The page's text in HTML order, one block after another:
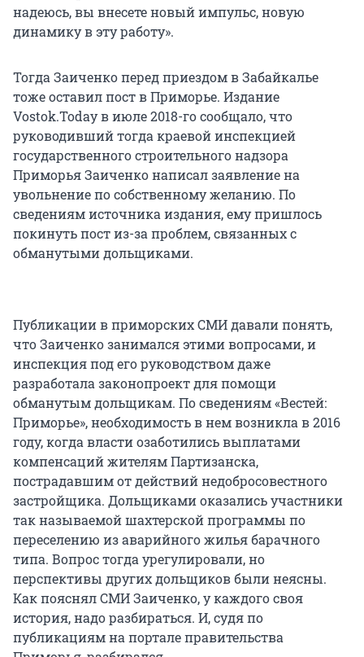
надеюсь, вы внесете новый импульс, новую
динамику в эту работу».
Тогда Заиченко перед приездом в Забайкалье
тоже оставил пост в Приморье. Издание
Vostok.Today в июле 2018-го сообщало, что
руководивший тогда краевой инспекцией
государственного строительного надзора
Приморья Заиченко написал заявление на
увольнение по собственному желанию. По
сведениям источника издания, ему пришлось
покинуть пост из-за проблем, связанных с
обманутыми дольщиками.
Публикации в приморских СМИ давали понять,
что Заиченко занимался этими вопросами, и
инспекция под его руководством даже
разработала законопроект для помощи
обманутым дольщикам. По сведениям «Вестей:
Приморье», необходимость в нем возникла в 2016
году, когда власти озаботились выплатами
компенсаций жителям Партизанска,
пострадавшим от действий недобросовестного
застройщика. Дольщиками оказались участники
так называемой шахтерской программы по
переселению из аварийного жилья барачного
типа. Вопрос тогда урегулировали, но
перспективы других дольщиков были неясны.
Как пояснял СМИ Заиченко, у каждого своя
история, надо разбираться. И, судя по
публикациям на портале правительства